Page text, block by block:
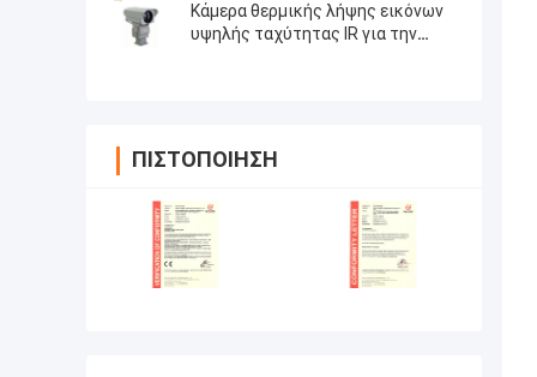
Κάμερα θερμικής λήψης εικόνων
υψηλής ταχύτητας IR για την
ΠΙΣΤΟΠΟΊΗΣΗ